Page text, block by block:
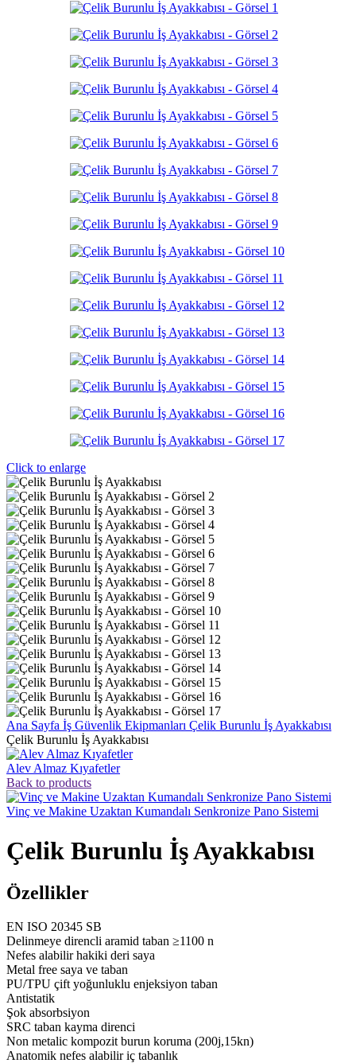
Click to enlarge
Ana Sayfa İş Güvenlik Ekipmanları Çelik Burunlu İş Ayakkabısı
Çelik Burunlu İş Ayakkabısı
Alev Almaz Kıyafetler
Back to products
Vinç ve Makine Uzaktan Kumandalı Senkronize Pano Sistemi
Çelik Burunlu İş Ayakkabısı
Özellikler
EN ISO 20345 SB
Delinmeye direncli aramid taban ≥1100 n
Nefes alabilir hakiki deri saya
Metal free saya ve taban
PU/TPU çift yoğunluklu enjeksiyon taban
Antistatik
Şok absorbsiyon
SRC taban kayma direnci
Non metalic kompozit burun koruma (200j,15kn)
Anatomik nefes alabilir iç tabanlık